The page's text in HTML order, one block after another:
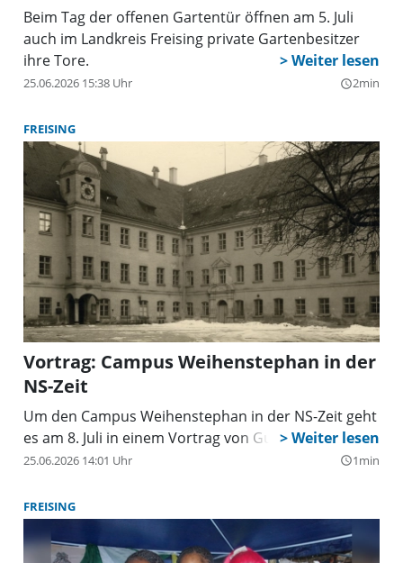
Beim Tag der offenen Gartentür öffnen am 5. Juli
auch im Landkreis Freising private Gartenbesitzer
ihre Tore.
25.06.2026 15:38 Uhr query_builder2min
FREISING
Vortrag: Campus Weihenstephan in der
NS-Zeit
Um den Campus Weihenstephan in der NS-Zeit geht
es am 8. Juli in einem Vortrag von Guido Hoyer.
25.06.2026 14:01 Uhr query_builder1min
FREISING